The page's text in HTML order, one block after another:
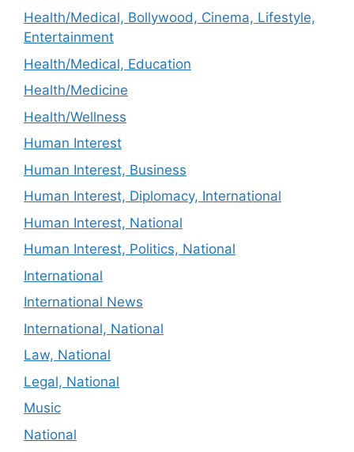
Health/Medical, Bollywood, Cinema, Lifestyle,
Entertainment
Health/Medical, Education
Health/Medicine
Health/Wellness
Human Interest
Human Interest, Business
Human Interest, Diplomacy, International
Human Interest, National
Human Interest, Politics, National
International
International News
International, National
Law, National
Legal, National
Music
National